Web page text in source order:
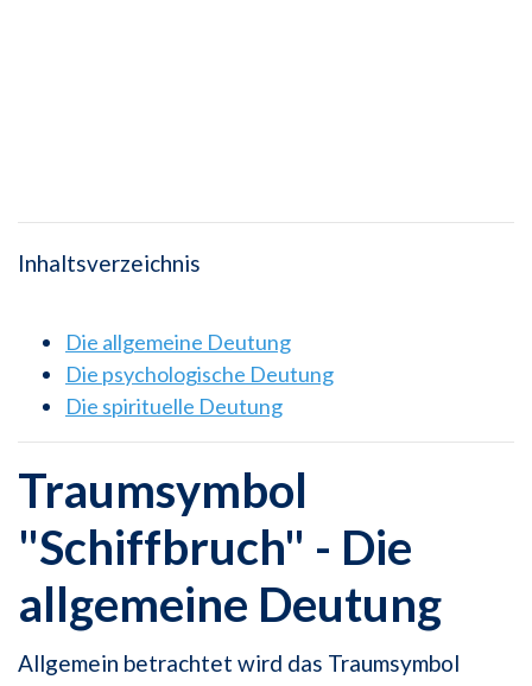
Inhaltsverzeichnis
Die allgemeine Deutung
Die psychologische Deutung
Die spirituelle Deutung
Traumsymbol
"Schiffbruch" - Die
allgemeine Deutung
Allgemein betrachtet wird das Traumsymbol